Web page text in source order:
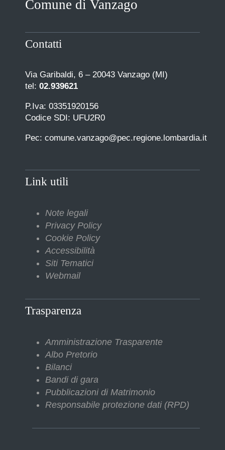
COMUNICAZIONE
Comune di Vanzago
Contatti
Via Garibaldi, 6 – 20043 Vanzago (MI)
tel: 02.939621
P.Iva: 03351920156
Codice SDI: UFU2R0
Pec: comune.vanzago@pec.regione.lombardia.it
Link utili
Note legali
Privacy Policy
Cookie Policy
Accessibilità
Siti Tematici
Webmail
Trasparenza
Amministrazione Trasparente
Albo Pretorio
Bilanci
Bandi di gara
Pubblicazioni di Matrimonio
Responsabile protezione dati (RPD)